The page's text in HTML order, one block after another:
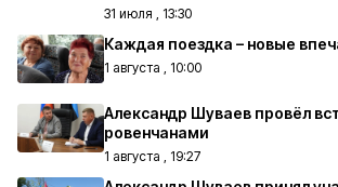
31 июля , 13:30
Каждая поездка – новые
1 августа , 10:00
Александр Шуваев провёл
ровенчанами
1 августа , 19:27